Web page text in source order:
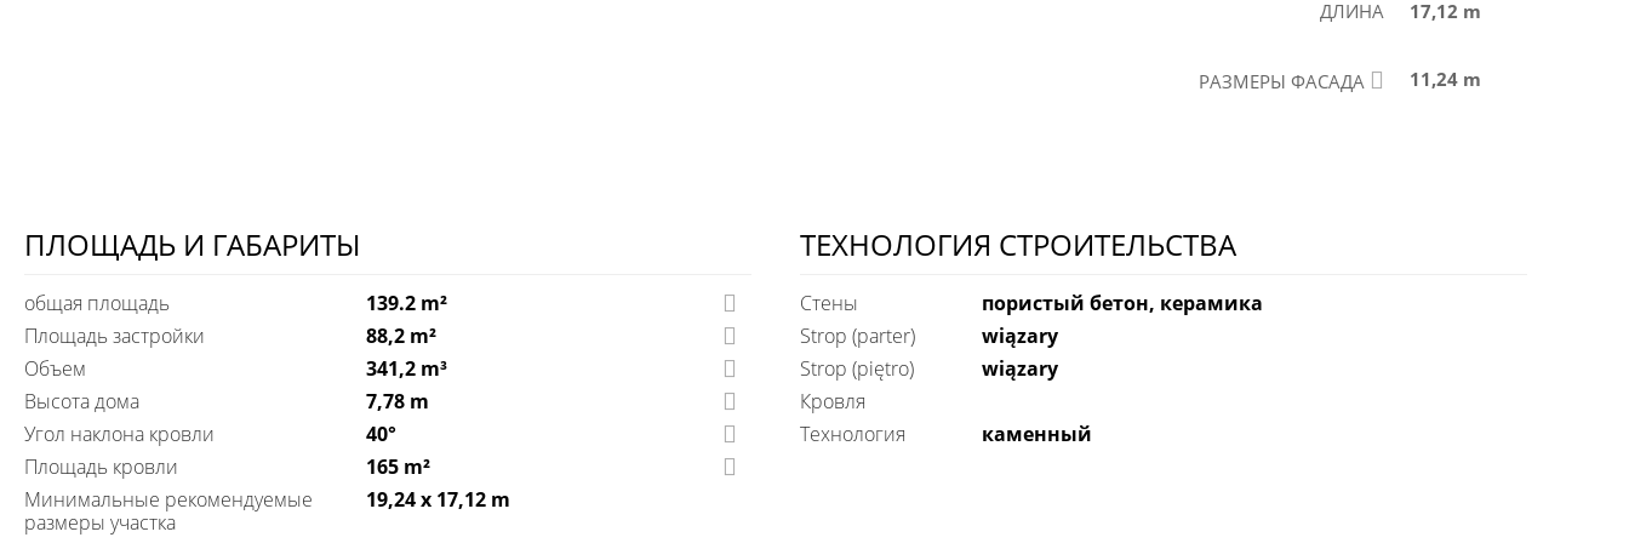
ДЛИНА 17,12 m
РАЗМЕРЫ ФАСАДА 11,24 m
ПЛОЩАДЬ И ГАБАРИТЫ
общая площадь
139.2 m²
Площадь застройки
88,2 m²
Объем
341,2 m³
Высота дома
7,78 m
Угол наклона кровли
40°
Площадь кровли
165 m²
Минимальные рекомендуемые
размеры участка
19,24 x 17,12 m
ТЕХНОЛОГИЯ СТРОИТЕЛЬСТВА
Стены
пористый бетон, керамика
Strop (parter)
wiązary
Strop (piętro)
wiązary
Кровля
технология
каменный